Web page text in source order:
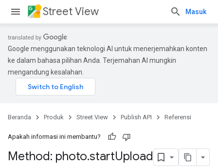
Street View Masuk
Google menggunakan teknologi AI untuk menerjemahkan konten
ke dalam bahasa pilihan Anda. Terjemahan AI mungkin
mengandung kesalahan.
Beranda Produk Street View Publish API Referensi
Apakah informasi ini membantu?
Method: photo.startUpload